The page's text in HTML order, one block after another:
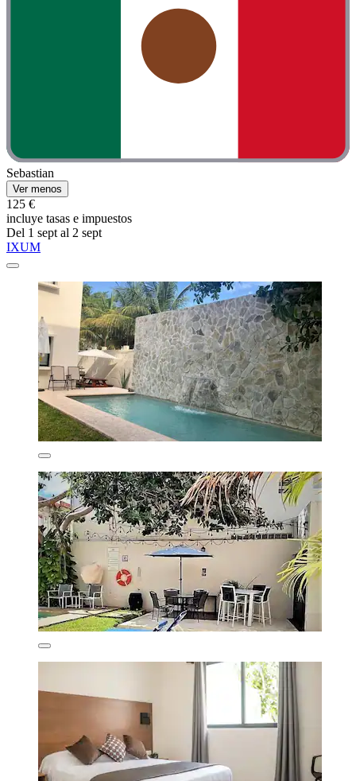
Sebastian
Ver menos
125 €
incluye tasas e impuestos
Del 1 sept al 2 sept
IXUM